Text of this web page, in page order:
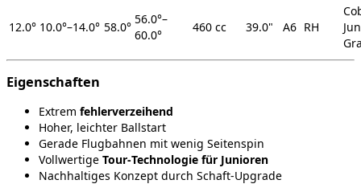
12.0° 10.0°–14.0° 58.0°
56.0°–
60.0°
460 cc 39.0" A6 RH
Eigenschaften
Extrem fehlerverzeihend
Hoher, leichter Ballstart
Gerade Flugbahnen mit wenig Seitenspin
Vollwertige Tour‑Technologie für Junioren
Nachhaltiges Konzept durch Schaft‑Upgrade